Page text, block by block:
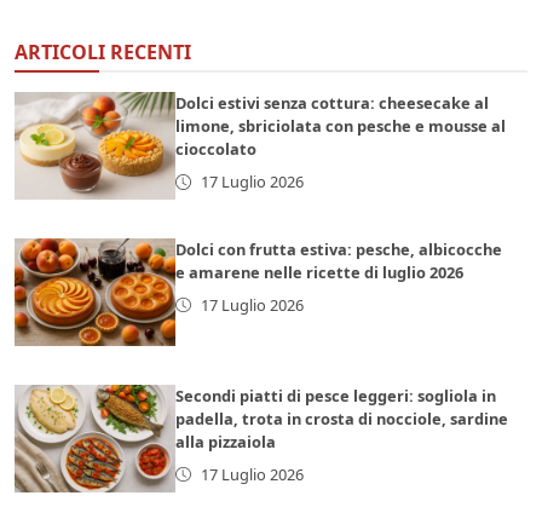
ARTICOLI RECENTI
Dolci estivi senza cottura: cheesecake al
limone, sbriciolata con pesche e mousse al
cioccolato
17 Luglio 2026
Dolci con frutta estiva: pesche, albicocche
e amarene nelle ricette di luglio 2026
17 Luglio 2026
Secondi piatti di pesce leggeri: sogliola in
padella, trota in crosta di nocciole, sardine
alla pizzaiola
17 Luglio 2026